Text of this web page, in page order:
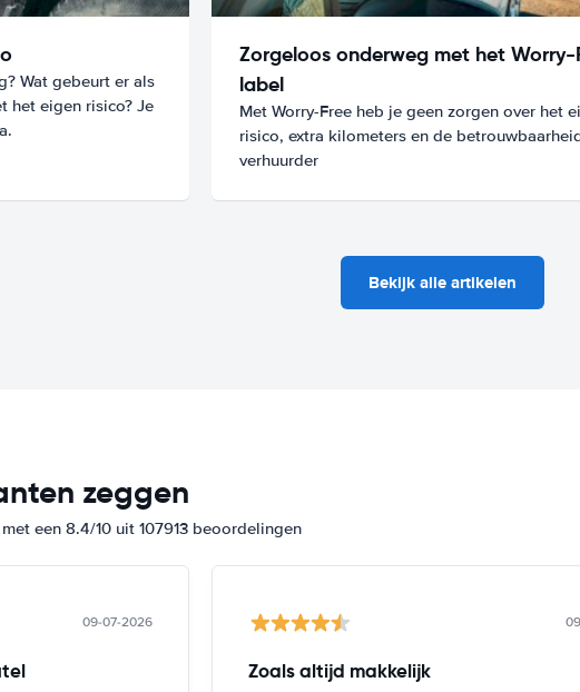
Wat gebeurt er als
het eigen risico? Je
Zorgeloos onderweg met het Worry-
label
Met Worry-Free heb je geen zorgen over het
risico, extra kilometers en de
verhuurder
Bekijk alle artikelen
zeggen
een 8.4/10 uit 107913 beoordelingen
09-07-2026
Zoals altijd makkelijk